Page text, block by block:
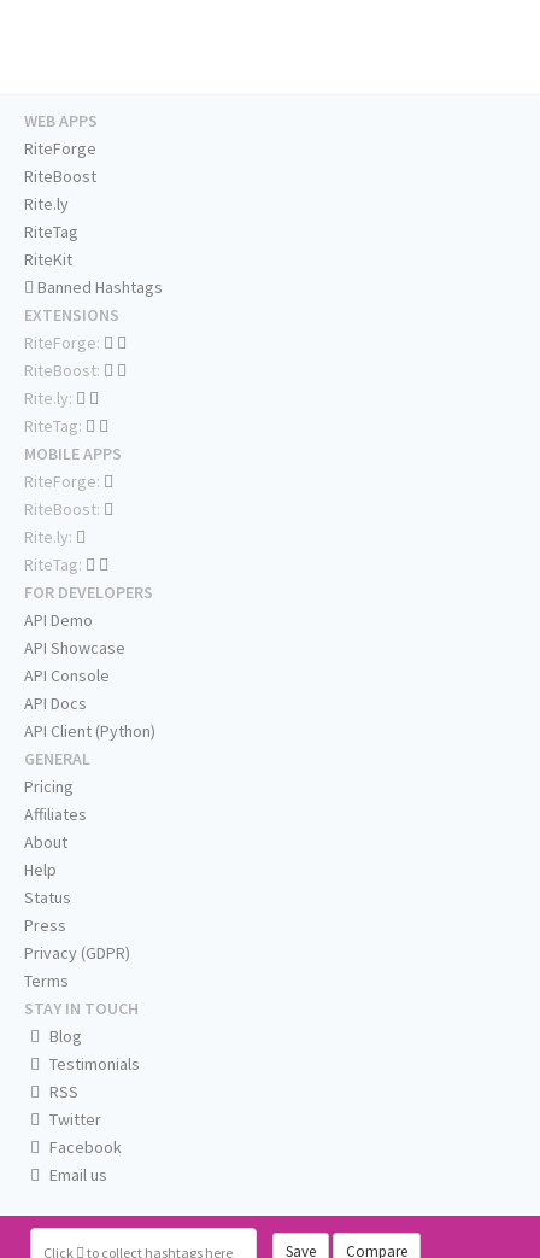
Click to collect hashtags here Save Compare
WEB APPS
RiteForge
RiteBoost
Rite.ly
RiteTag
RiteKit
Banned Hashtags
EXTENSIONS
RiteForge:
RiteBoost:
Rite.ly:
RiteTag:
MOBILE APPS
RiteForge:
RiteBoost:
Rite.ly:
RiteTag:
FOR DEVELOPERS
API Demo
API Showcase
API Console
API Docs
API Client (Python)
GENERAL
Pricing
Affiliates
About
Help
Status
Press
Privacy (GDPR)
Terms
STAY IN TOUCH
Blog
Testimonials
RSS
Twitter
Facebook
Email us